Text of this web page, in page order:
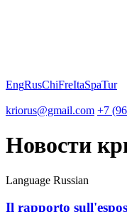
EngRusChiFreItaSpaTur
kriorus@gmail.com +7
Новости
Language Russian
Il rapporto